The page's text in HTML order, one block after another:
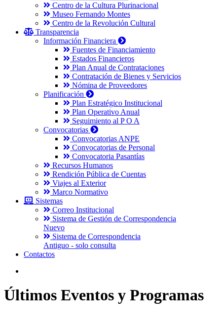
Centro de la Cultura Plurinacional
Museo Fernando Montes
Centro de la Revolución Cultural
Transparencia
Información Financiera
Fuentes de Financiamiento
Estados Financieros
Plan Anual de Contrataciones
Contratación de Bienes y Servicios
Nómina de Proveedores
Planificación
Plan Estratégico Institucional
Plan Operativo Anual
Seguimiento al P O A
Convocatorias
Convocatorias ANPE
Convocatorias de Personal
Convocatoria Pasantías
Recursos Humanos
Rendición Pública de Cuentas
Viajes al Exterior
Marco Normativo
Sistemas
Correo Institucional
Sistema de Gestión de Correspondencia
Nuevo
Sistema de Correspondencia
Antiguo - solo consulta
Contactos
Últimos Eventos y Programas